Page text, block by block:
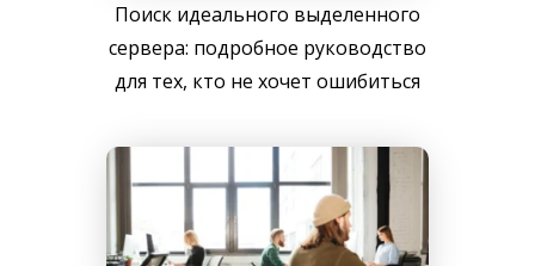
Поиск идеального выделенного
сервера: подробное руководство
для тех, кто не хочет ошибиться